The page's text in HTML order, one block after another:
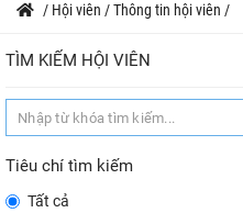
/ Hội viên /Thông tin hội viên /
TÌM KIẾM HỘI VIÊN
Tiêu chí tìm kiếm
Tất cả